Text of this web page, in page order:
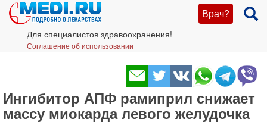
Врач?
Для специалистов здравоохранения!
Соглашение об использовании
Ингибитор АПФ рамиприл снижает
массу миокарда левого желудочка